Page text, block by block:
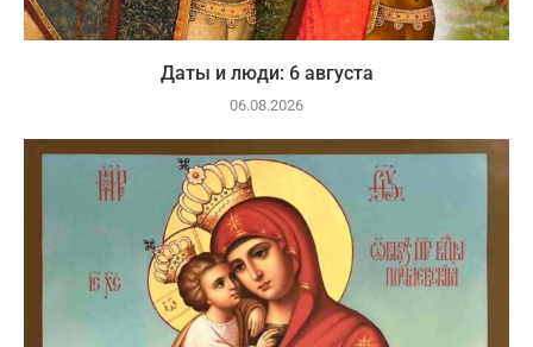
Даты и люди: 6 августа
06.08.2026